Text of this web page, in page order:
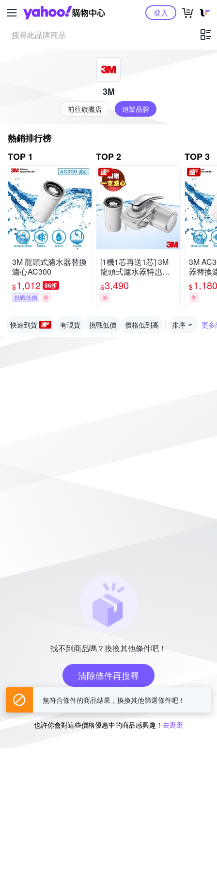
Yahoo購物中心登入
3M
前往旗艦店 追蹤品牌
熱銷排行榜
TOP 1
3M 龍頭式濾水器替換
濾心AC300
$1,012 86折
挑戰低價 券
TOP 2
[1機1芯再送1芯] 3M
龍頭式濾水器特惠組A
C300(快)
$3,490
券
TOP 3
3M
器替換
$1,180
券
快速到貨 有現貨 挑戰低價 價格低到高 排序 更多
找不到商品嗎？換換其他條件吧！
清除條件再搜尋
或
也許你會對這些價格優惠中的商品感興趣！ 去逛逛
無符合條件的商品結果，換換其他篩選條件吧！